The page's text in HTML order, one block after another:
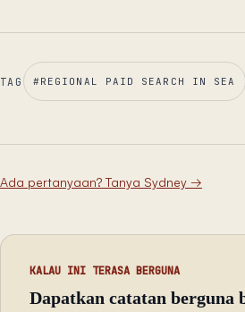
TAG #REGIONAL PAID SEARCH IN SEA
Ada pertanyaan? Tanya Sydney →
KALAU INI TERASA BERGUNA
Dapatkan catatan berguna